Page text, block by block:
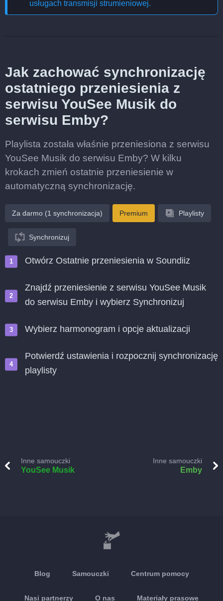
usługach transmisji strumieniowej.
Jak zachować synchronizację
ostatniego przeniesienia z
serwisu YouSee Musik do
serwisu Emby?
Playlista została właśnie przeniesiona z serwisu
YouSee Musik do serwisu Emby? W kilku
krokach zmień ostatnie przeniesienie w
automatyczną synchronizację.
Za darmo (1 synchronizacja) Premium Playlisty
Synchronizuj
Otwórz Ostatnie przeniesienia w Soundiiz
Znajdź przeniesienie z serwisu YouSee Musik
do serwisu Emby i wybierz Synchronizuj
Wybierz harmonogram i opcje aktualizacji
Potwierdź ustawienia i rozpocznij synchronizację
playlisty
Inne samouczki
YouSee Musik
Inne samouczki
Emby
Blog Samouczki Centrum pomocy
Nasi partnerzy O nas Materiały prasowe